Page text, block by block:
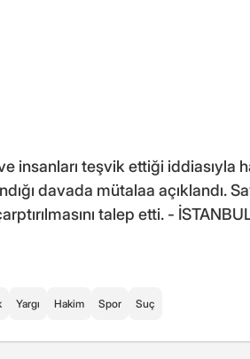
insanları teşvik ettiği iddiasıyla
davada mütalaa açıklandı.
talep etti. -
Yargı Hakim Spor Suç